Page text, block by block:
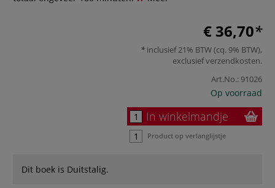
€ 36,70
inclusief 21% BTW (cq. 9% BTW),
exclusiefverzendkosten.
Art.No.: 91026
Op voorraad
In winkelmandje
Product op verlanglijstje
Dit boek is Duitstalig.